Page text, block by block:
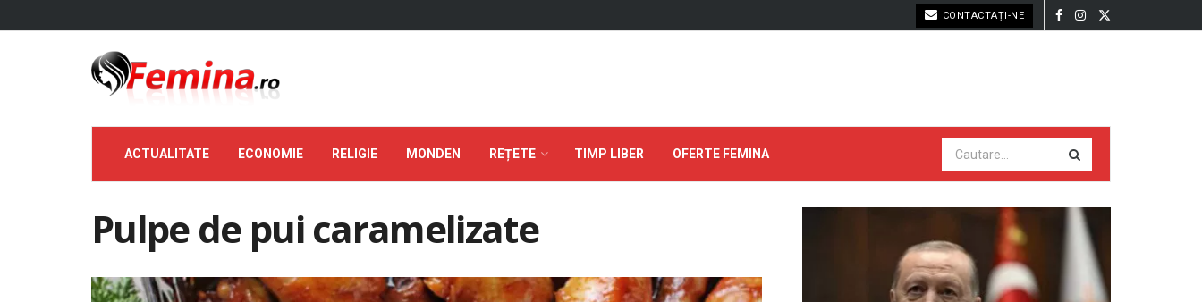
CONTACTAȚI-NE
ACTUALITATE ECONOMIE RELIGIE MONDEN REȚETE TIMP LIBER OFERTE FEMINA
Pulpe de pui caramelizate